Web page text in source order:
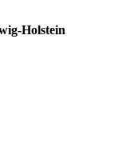
Holstein